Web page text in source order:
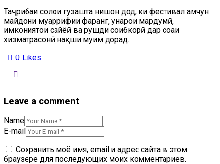
Таҷрибаи солҳои гузашта нишон дод, ки фестивал ҳамчун
майдони муаррифии фарҳанг, ҳунарҳои мардумӣ,
имкониятҳои сайёҳӣ ва рушди соҳибкорӣ дар соҳаи
хизматрасонӣ нақши муҳим дорад.
0 Likes
Leave a comment
Name
E-mail
Сохранить моё имя, email и адрес сайта в этом
браузере для последующих моих комментариев.